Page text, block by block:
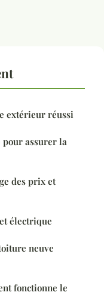
extérieur réussi
pour assurer la
des prix et
électrique
neuve
fonctionne le